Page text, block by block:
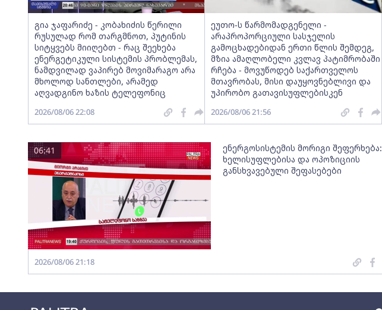
გია ჯაფარიძე - კობახიძის წერილი
რუსულად რომ თარგმნოთ, პუტინის
სიტყვებს მიიღებთ - რაც შეეხება
ენერგეტიკული სისტემის პრობლემას,
ნამდვილად ვაპირებ მოვიმარაგო არა
მხოლოდ სანთლები, არამედ
აღვადგინო ხაზის ტელეფონიც
2026/08/06 22:08
ეუთო-ს წარმომადგენელი -
არაპროპორციული სასჯელის
გამოცხადებიდან ერთი წლის შემდეგ,
მზია ამაღლობელი კვლავ პატიმრობაში
რჩება - მოვუწოდებ საქართველოს
მთავრობას, მისი დაუყოვნებლივი და
უპირობო გათავისუფლებისკენ
2026/08/06 21:56
ენერგოსისტემის მორიგი შეფერხება:
ხელისუფლებისა და ოპოზიციის
განსხვავებული შეფასებები
06:41
2026/08/06 21:18